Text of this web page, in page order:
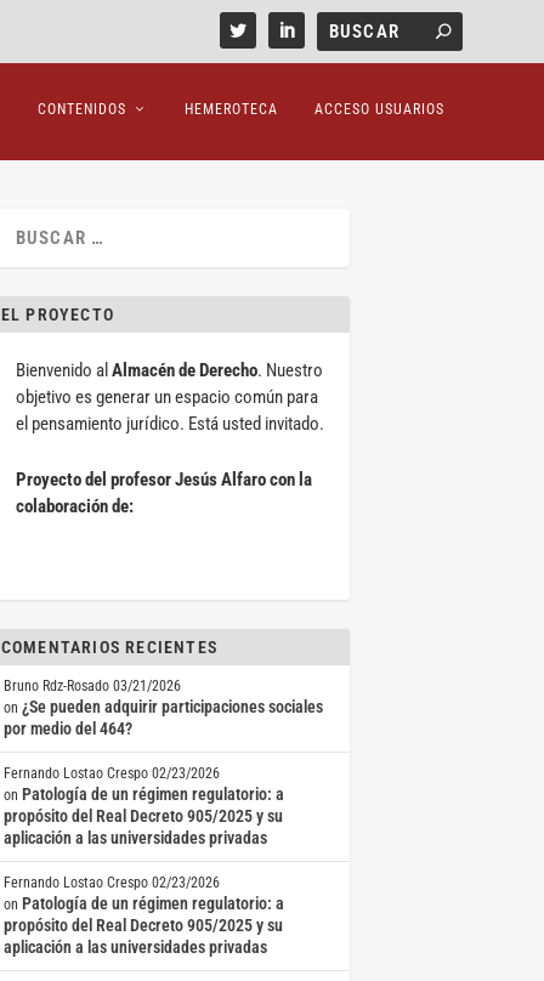
CONTENIDOS HEMEROTECA ACCESO USUARIOS
EL PROYECTO
Bienvenido al Almacén de Derecho. Nuestro
objetivo es generar un espacio común para
el pensamiento jurídico. Está usted invitado.
Proyecto del profesor Jesús Alfaro con la
colaboración de:
COMENTARIOS RECIENTES
Bruno Rdz-Rosado 03/21/2026
on ¿Se pueden adquirir participaciones sociales
por medio del 464?
Fernando Lostao Crespo 02/23/2026
on Patología de un régimen regulatorio: a
propósito del Real Decreto 905/2025 y su
aplicación a las universidades privadas
Fernando Lostao Crespo 02/23/2026
on Patología de un régimen regulatorio: a
propósito del Real Decreto 905/2025 y su
aplicación a las universidades privadas